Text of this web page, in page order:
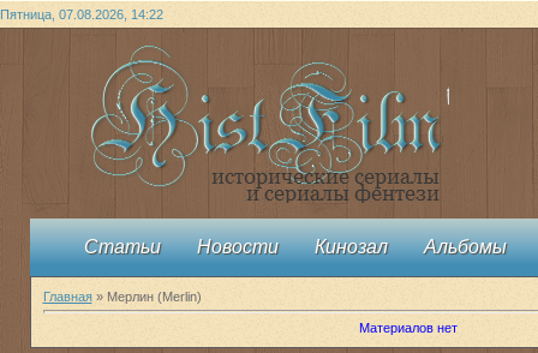
Пятница, 07.08.2026, 14:22
Статьи Новости Кинозал Альбомы
Главная» Мерлин (Merlin)
Материалов нет